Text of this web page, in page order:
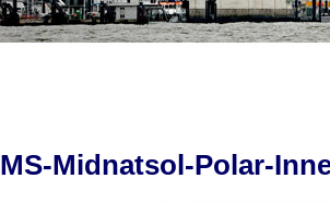
MS-Midnatsol-Polar-